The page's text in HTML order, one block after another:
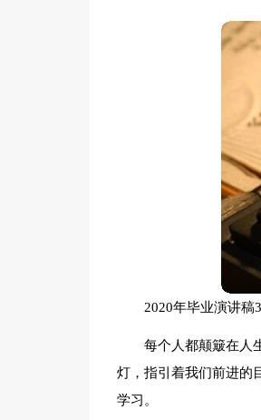
2020年毕业演讲稿
每个人都颠簸在人
灯，指引着我们前进的
学习。